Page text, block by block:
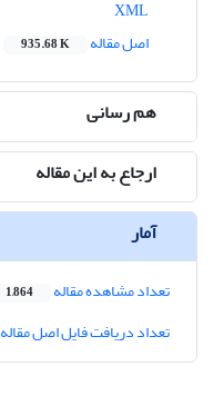
اصل مقاله
935.68 K
هم رسانی
ارجاع به این مقاله
آمار
تعداد مشاهده مقاله 1,864
تعداد دریافت فایل اصل مقاله